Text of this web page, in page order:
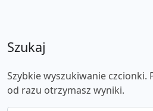
Szukaj
Szybkie wyszukiwanie czcionki.
od razu otrzymasz wyniki.